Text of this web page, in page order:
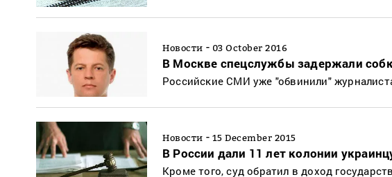
Новости - 03 October 2016
В Москве спецслужбы задержали
Российские СМИ уже "обвинили"
Новости - 15 December 2015
В России дали 11 лет колонии
Кроме того, суд обратил в доход